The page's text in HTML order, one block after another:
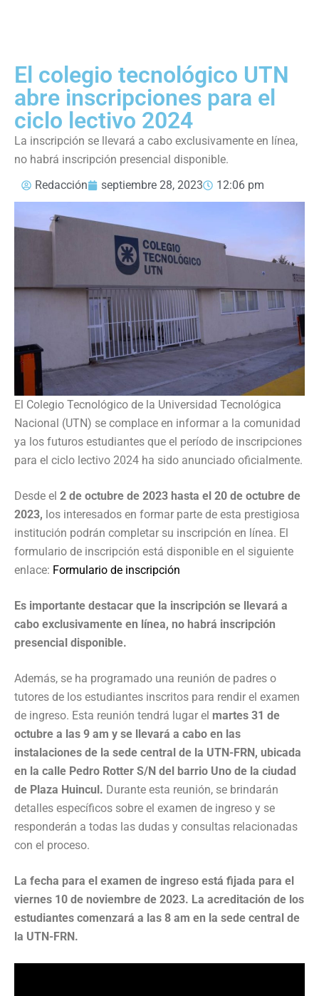
El colegio tecnológico UTN
abre inscripciones para el
ciclo lectivo 2024
La inscripción se llevará a cabo exclusivamente en línea,
no habrá inscripción presencial disponible.
Redacción
septiembre 28, 2023 12:06 pm
El Colegio Tecnológico de la Universidad Tecnológica
Nacional (UTN) se complace en informar a la comunidad
ya los futuros estudiantes que el período de inscripciones
para el ciclo lectivo 2024 ha sido anunciado oficialmente.
Desde el 2 de octubre de 2023 hasta el 20 de octubre de
2023, los interesados ​​en formar parte de esta prestigiosa
institución podrán completar su inscripción en línea. El
formulario de inscripción está disponible en el siguiente
enlace: Formulario de inscripción
Es importante destacar que la inscripción se llevará a
cabo exclusivamente en línea, no habrá inscripción
presencial disponible.
Además, se ha programado una reunión de padres o
tutores de los estudiantes inscritos para rendir el examen
de ingreso. Esta reunión tendrá lugar el martes 31 de
octubre a las 9 am y se llevará a cabo en las
instalaciones de la sede central de la UTN-FRN, ubicada
en la calle Pedro Rotter S/N del barrio Uno de la ciudad
de Plaza Huincul. Durante esta reunión, se brindarán
detalles específicos sobre el examen de ingreso y se
responderán a todas las dudas y consultas relacionadas
con el proceso.
La fecha para el examen de ingreso está fijada para el
viernes 10 de noviembre de 2023. La acreditación de los
estudiantes comenzará a las 8 am en la sede central de
la UTN-FRN.